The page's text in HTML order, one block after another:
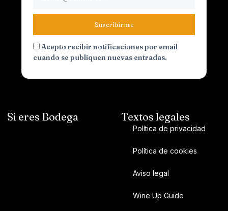
Suscribirme
Acepto recibir notificaciones por email
cuando se publiquen nuevas entradas.
Si eres Bodega Textos legales
Política de privacidad
Política de cookies
Aviso legal
Wine Up Guide